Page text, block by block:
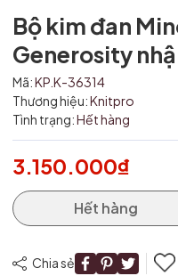
Bộ kim đan
Generosity
Mã:KP.K-36314
Thương hiệu:Knitpro
Tình trạng:Hết hàng
3.150.000₫
Hết hàng
Chia sẻ
Mã giảm giá:
Ngày hết hạn:
Điều kiện: